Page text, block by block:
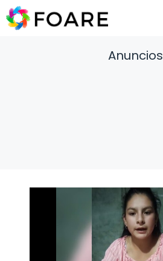
Saltar
al
Anuncios